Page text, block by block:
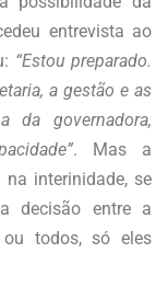
entrevista ao
“Estou preparado.
a gestão e as
da governadora,
. Mas a
interinidade, se
decisão entre a
todos, só eles